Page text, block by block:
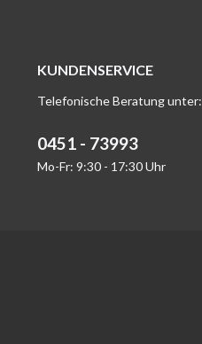
KUNDENSERVICE
Telefonische Beratung unter:
0451 - 73993
Mo-Fr: 9:30 - 17:30 Uhr